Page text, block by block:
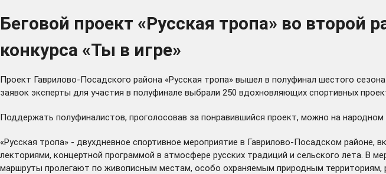
Беговой проект «Русская тропа» во второй
конкурса «Ты в игре»
Проект Гаврилово-Посадского района «Русская тропа» вышел в полуфинал шестого
заявок эксперты для участия в полуфинале выбрали 250 вдохновляющих спортивных
Поддержать полуфиналистов, проголосовав за понравившийся проект, можно на
«Русская тропа» - двухдневное спортивное мероприятие в Гаврилово-Посадском
лекториями, концертной программой в атмосфере русских традиций и сельского лета. В
маршруты пролегают по живописным местам, особо охраняемым природным